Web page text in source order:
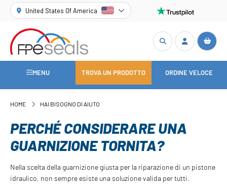
United States Of America
MENU TROVA UN PRODOTTO ORDINE VELOCE
HOME HAI BISOGNO DI AIUTO
PERCHÉ CONSIDERARE UNA
GUARNIZIONE TORNITA?
Nella scelta della guarnizione giusta per la riparazione di un pistone
idraulico, non sempre esiste una soluzione valida per tutti.